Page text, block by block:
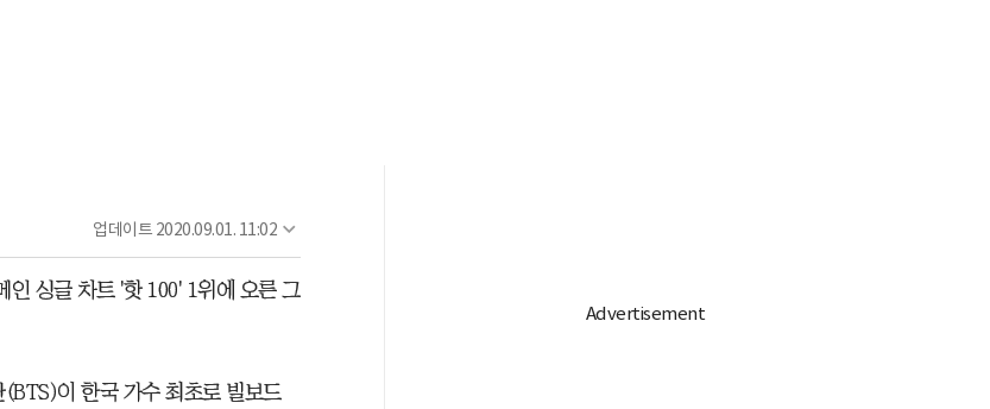
업데이트 2020.09.01. 11:02
인 싱글 차트 '핫 100' 1위에 오른 그
이 한국 가수 최초로 빌보드